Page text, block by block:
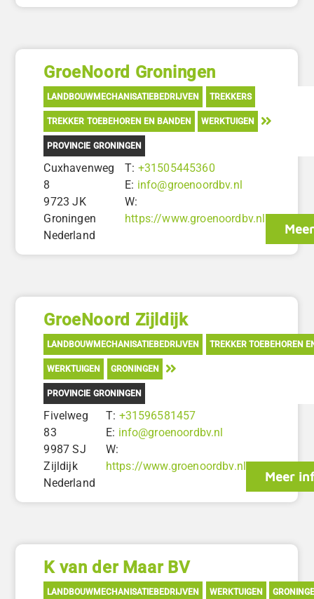
GroeNoord Groningen
LANDBOUWMECHANISATIEBEDRIJVEN TREKKERS
TREKKER TOEBEHOREN EN BANDEN WERKTUIGEN
PROVINCIE GRONINGEN
Cuxhavenweg
8
9723 JK
Groningen
Nederland
T: +31505445360
E: info@groenoordbv.nl
W:
https://www.groenoordbv.nl
GroeNoord Zijldijk
LANDBOUWMECHANISATIEBEDRIJVEN TREKKER TOEBEHOREN
WERKTUIGEN GRONINGEN
PROVINCIE GRONINGEN
Fivelweg
83
9987 SJ
Zijldijk
Nederland
T: +31596581457
E: info@groenoordbv.nl
W:
https://www.groenoordbv.nl
Meer
K van der Maar BV
LANDBOUWMECHANISATIEBEDRIJVEN WERKTUIGEN